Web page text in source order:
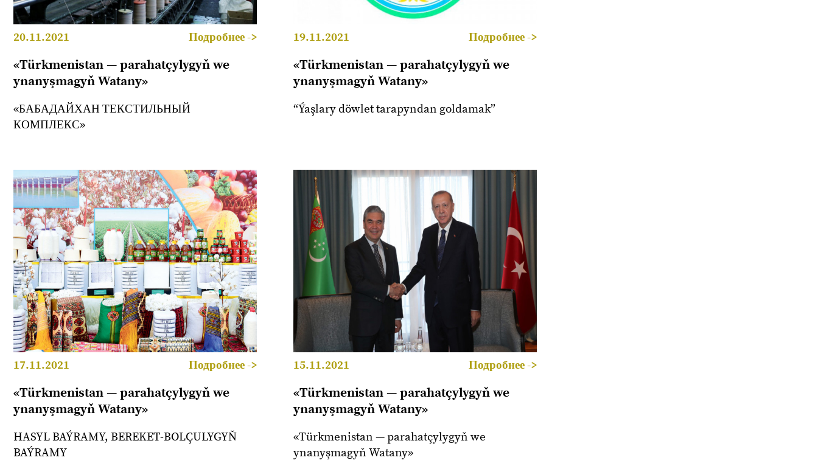
20.11.2021 Подробнее ->
«Türkmenistan — parahatçylygyň we
ynanyşmagyň Watany»
«БАБАДАЙХАН ТЕКСТИЛЬНЫЙ
КОМПЛЕКС»
19.11.2021 Подробнее ->
«Türkmenistan — parahatçylygyň we
ynanyşmagyň Watany»
“Ýaşlary döwlet tarapyndan goldamak”
17.11.2021 Подробнее ->
«Türkmenistan — parahatçylygyň we
ynanyşmagyň Watany»
HASYL BAÝRAMY, BEREKET-BOLÇULYGYŇ
BAÝRAMY
15.11.2021 Подробнее ->
«Türkmenistan — parahatçylygyň we
ynanyşmagyň Watany»
«Türkmenistan — parahatçylygyň we
ynanyşmagyň Watany»